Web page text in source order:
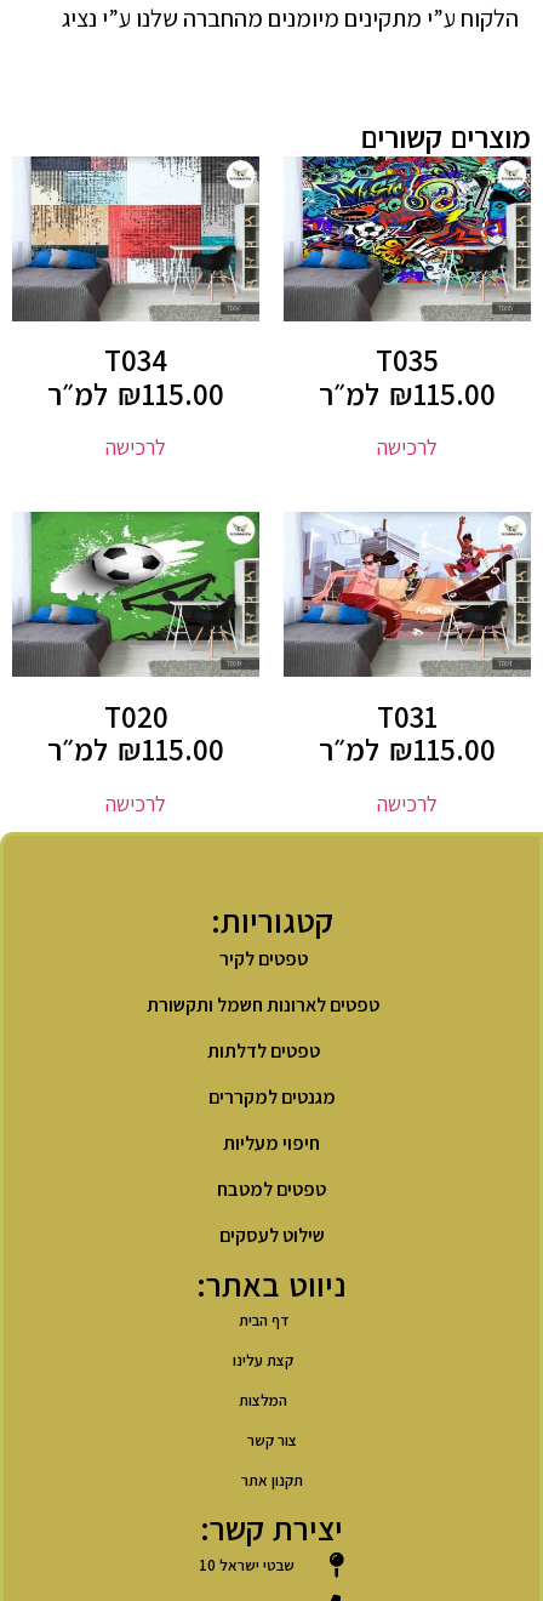
הלקוח ע”י מתקינים מיומנים מהחברה שלנו ע”י נציג
מוצרים קשורים
T035
₪115.00 למ״ר
לרכישה
T034
₪115.00 למ״ר
לרכישה
T031
₪115.00 למ״ר
לרכישה
T020
₪115.00 למ״ר
לרכישה
קטגוריות:
טפטים לקיר
טפטים לארונות חשמל ותקשורת
טפטים לדלתות
מגנטים למקררים
חיפוי מעליות
טפטים למטבח
שילוט לעסקים
ניווט באתר:
דף הבית
קצת עלינו
המלצות
צור קשר
תקנון אתר
יצירת קשר:
שבטי ישראל 10